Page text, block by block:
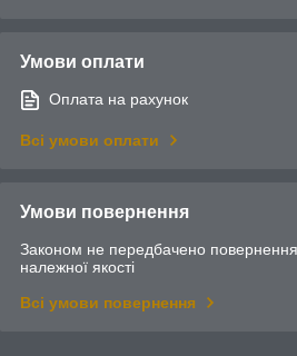
Умови оплати
Оплата на рахунок
Всі умови оплати
Умови повернення
Законом не передбачено
належної якості
Всі умови повернення